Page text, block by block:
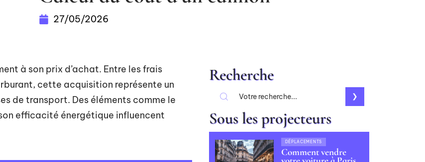
27/05/2026
à son prix d’achat. Entre les frais
cette acquisition représente un
de transport. Des éléments comme le
efficacité énergétique influencent
Recherche
Sous les projecteurs
DÉPLACEMENTS
Comment vendre